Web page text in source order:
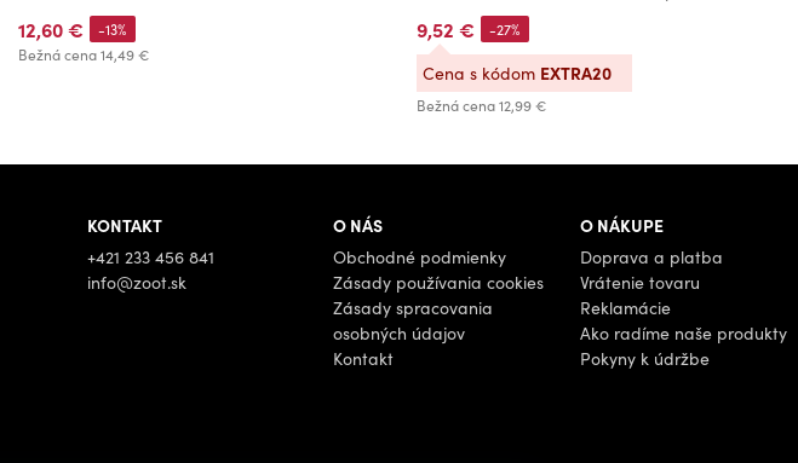
12,60 €
Bežná cena14,49 €
-13% 9,52 €
Bežná cena12,99 €
-27%
Cena s kódom EXTRA20
KONTAKT
+421 233 456 841
info@zoot.sk
O NÁS
Obchodné podmienky
Zásady používania cookies
Zásady spracovania
osobných údajov
Kontakt
O NÁKUPE
Doprava a platba
Vrátenie tovaru
Reklamácie
Ako radíme naše produkty
Pokyny k údržbe